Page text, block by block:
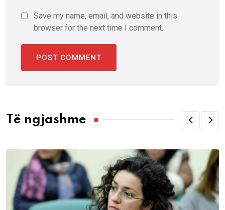
Save my name, email, and website in this
browser for the next time I comment.
Të ngjashme